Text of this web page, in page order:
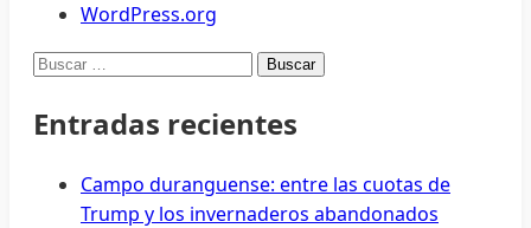
WordPress.org
Buscar:
Entradas recientes
Campo duranguense: entre las cuotas de
Trump y los invernaderos abandonados